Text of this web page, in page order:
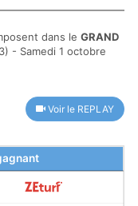
dans le GRAND
- Samedi 1 octobre
Voir le REPLAY